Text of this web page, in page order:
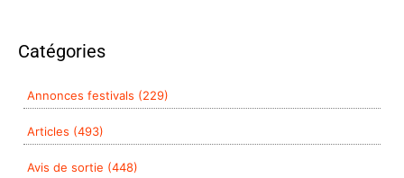
Catégories
Annonces festivals (229)
Articles (493)
Avis de sortie (448)